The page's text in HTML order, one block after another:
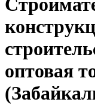
оптовая